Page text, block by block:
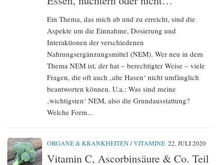
Ein Thema, das mich ab und zu erreicht, sind die
Aspekte um die Einnahme, Dosierung und
Interaktionen der verschiedenen
Nahrungsergänzungsmittel (NEM). Wer neu in dem
Thema NEM ist, der hat – berechtigter Weise – viele
Fragen, die oft auch ‚alte Hasen‘ nicht umfänglich
beantworten können. U.a.: Was sind meine
‚wichtigsten‘ NEM, also die Grundausstattung?
Welche Form...
ORGANE & KRANKHEITEN /VITAMINE 22. JULI 2020
Vitamin C, Ascorbinsäure & Co. Teil